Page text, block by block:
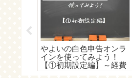
やよいの白色申告オンラ
インを使ってみよう！
【①初期設定編】～経費
を追加してみる！～